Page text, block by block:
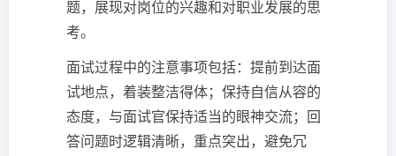
题，展现对岗位的兴趣和对职业发展的思
考。
面试过程中的注意事项包括：提前到达面
试地点，着装整洁得体；保持自信从容的
态度，与面试官保持适当的眼神交流；回
答问题时逻辑清晰，重点突出，避免冗